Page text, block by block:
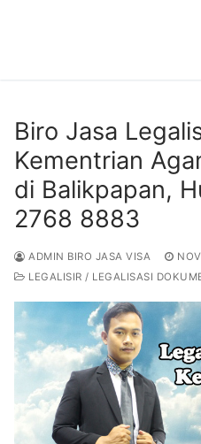
Biro Jasa
Kementrian
di Balikpapan,
2768 8883
ADMIN BIRO JASA VISA
LEGALISIR / LEGALISASI